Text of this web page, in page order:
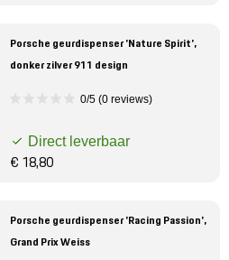
Porsche geurdispenser 'Nature Spirit',
donker zilver 911 design
0/5 (0 reviews)
Direct leverbaar
€ 18,80
Porsche geurdispenser 'Racing Passion',
Grand Prix Weiss